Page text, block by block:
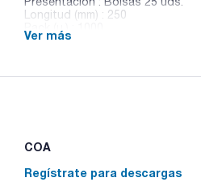
Longitud (mm) : 250
Ver más
COA
Regístrate para descargas